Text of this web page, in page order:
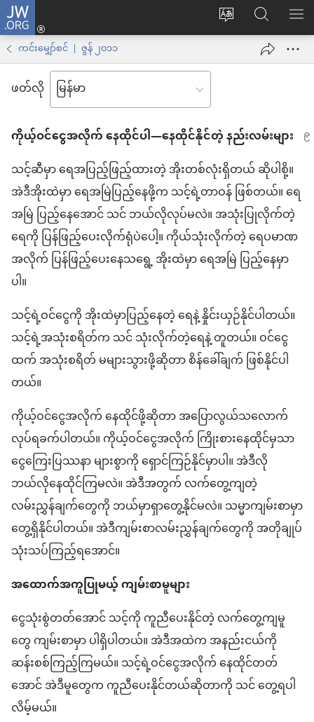
JW.ORG
ဝ
ကို
ပြောင်း
ပါ
Log
in
အသစ်
ဖွ
နေ
ပါ
တယ်)
JW.ORG
ရှာ
ကင်းမျှော်စင် | ဇွန် ၂၀၁၁
ဖတ်လို
ကိုယ့်ဝင်ငွေအလိုက် နေထိုင်ပါ—နေထိုင်နိုင်တဲ့ နည်းလမ်းများ
သင့်ဆီမှာ ရေအပြည့်ဖြည့်ထားတဲ့ အိုးတစ်လုံးရှိတယ် ဆိုပါစို့။
အဲဒီအိုးထဲမှာ ရေအမြဲပြည့်နေဖို့က သင့်ရဲ့တာဝန် ဖြစ်တယ်။ ရေ
အမြဲ ပြည့်နေအောင် သင် ဘယ်လိုလုပ်မလဲ။ အသုံးပြုလိုက်တဲ့
ရေကို ပြန်ဖြည့်ပေးလိုက်ရုံပဲပေါ့။ ကိုယ်သုံးလိုက်တဲ့ ရေပမာဏ
အလိုက် ပြန်ဖြည့်ပေးနေသရွေ့ အိုးထဲမှာ ရေအမြဲ ပြည့်နေမှာ
ပါ။
သင့်ရဲ့ဝင်ငွေကို အိုးထဲမှာပြည့်နေတဲ့ ရေနဲ့ နှိုင်းယှဉ်နိုင်ပါတယ်။
သင့်ရဲ့အသုံးစရိတ်က သင် သုံးလိုက်တဲ့ရေနဲ့ တူတယ်။ ဝင်ငွေ
ထက် အသုံးစရိတ် မများသွားဖို့ဆိုတာ စိန်ခေါ်ချက် ဖြစ်နိုင်ပါ
တယ်။
ကိုယ့်ဝင်ငွေအလိုက် နေထိုင်ဖို့ဆိုတာ အပြောလွယ်သလောက်
လုပ်ရခက်ပါတယ်။ ကိုယ့်ဝင်ငွေအလိုက် ကြိုးစားနေထိုင်မှသာ
ငွေကြေးပြဿနာ များစွာကို ရှောင်ကြဉ်နိုင်မှာပါ။ အဲဒီလို
ဘယ်လိုနေထိုင်ကြမလဲ။ အဲဒီအတွက် လက်တွေ့ကျတဲ့
လမ်းညွှန်ချက်တွေကို ဘယ်မှာရှာတွေ့နိုင်မလဲ။ သမ္မာကျမ်းစာမှာ
တွေ့ရှိနိုင်ပါတယ်။ အဲဒီကျမ်းစာလမ်းညွှန်ချက်တွေကို အတိုချုပ်
သုံးသပ်ကြည့်ရအောင်။
အထောက်အကူပြုမယ့် ကျမ်းစာမူများ
ငွေသုံးစွဲတတ်အောင် သင့်ကို ကူညီပေးနိုင်တဲ့ လက်တွေ့ကျမူ
တွေ ကျမ်းစာမှာ ပါရှိပါတယ်။ အဲဒီအထဲက အနည်းငယ်ကို
ဆန်းစစ်ကြည့်ကြမယ်။ သင့်ရဲ့ဝင်ငွေအလိုက် နေထိုင်တတ်
အောင် အဲဒီမူတွေက ကူညီပေးနိုင်တယ်ဆိုတာကို သင် တွေ့ရပါ
လိမ့်မယ်။